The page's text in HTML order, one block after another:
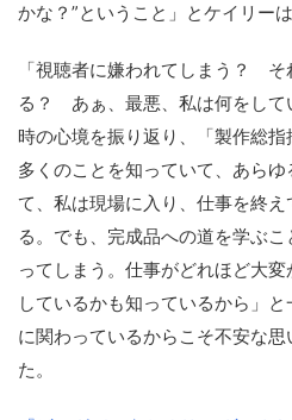
かな？”ということ」とケイリー
「視聴者に嫌われてしまう？ そ
る？ あぁ、最悪、私は何をして
時の心境を振り返り、「製作総
多くのことを知っていて、あら
て、私は現場に入り、仕事を終
る。でも、完成品への道を学ぶ
ってしまう。仕事がどれほど大
しているかも知っているから」
に関わっているからこそ不安な
た。